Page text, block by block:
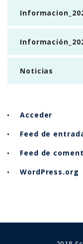
Noticias
Acceder
Feed de
Feed de
WordPress.org